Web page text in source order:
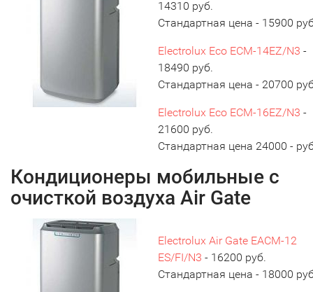
14310 руб.
Стандартная цена - 15900
Electrolux Eco ECM-14EZ/N3 -
18490 руб.
Стандартная цена - 20700
Electrolux Eco ECM-16EZ/N3 -
21600 руб.
Стандартная цена 24000 -
Кондиционеры мобильные с
очисткой воздуха Air Gate
Electrolux Air Gate EACM-12
ES/FI/N3 - 16200 руб.
Стандартная цена - 18000